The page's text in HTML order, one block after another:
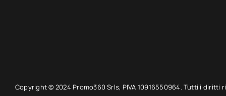
Copyright © 2024 Promo360 Srls, PIVA 10916550964. Tutti i diritti